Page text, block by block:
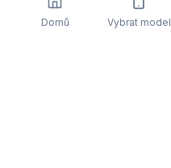
Domů Vybrat model